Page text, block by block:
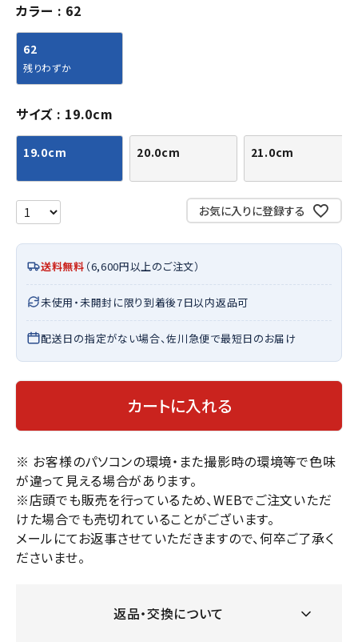
カラー 62
62
残りわずか
サイズ 19.0cm
19.0cm 20.0cm 21.0cm
お気に入りに登録する
送料無料 （6,600円以上のご注文）
未使用・未開封に限り到着後7日以内返品可
配送日の指定がない場合、佐川急便で最短日のお届け
カートに入れる
※ お客様のパソコンの環境・また撮影時の環境等で色味
が違って見える場合があります。
※店頭でも販売を行っているため、WEBでご注文いただ
けた場合でも売切れていることがございます。
メールにてお返事させていただきますので、何卒ご了承く
ださいませ。
返品・交換について